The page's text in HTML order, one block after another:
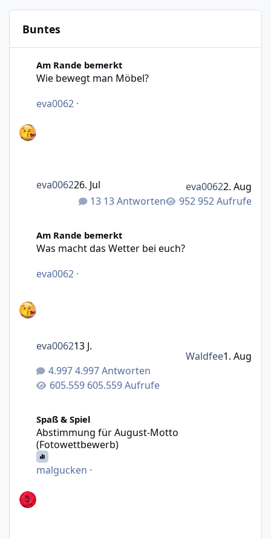
Buntes
Am Rande bemerkt
Wie bewegt man Möbel?
eva0062 ·
13 Antworten 952 Aufrufe
eva006226. Jul eva00622. Aug
Am Rande bemerkt
Was macht das Wetter bei euch?
eva0062 ·
4.997 Antworten
605.559 Aufrufe
eva006213 J.
Waldfee1. Aug
Spaß & Spiel
Abstimmung für August-Motto
(Fotowettbewerb)
malgucken ·